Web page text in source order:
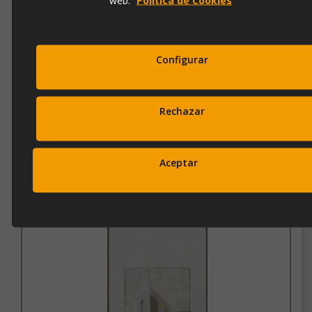
CUADRO PVK 01 (70X50)
y disfruta de un 10% de
descuento en tu primera compra.
Configurar
Rechazar
Aceptar